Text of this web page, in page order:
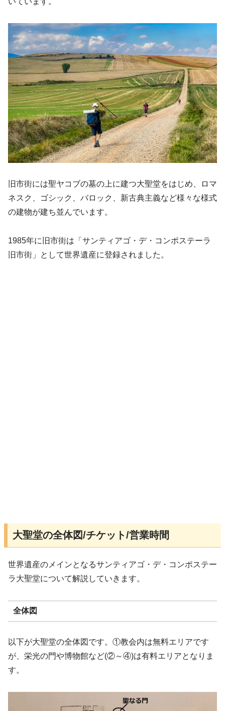
旧市街には聖ヤコブの墓の上に建つ大聖堂をはじめ、ロマ
ネスク、ゴシック、バロック、新古典主義など様々な様式
の建物が建ち並んでいます。
1985年に旧市街は「サンティアゴ・デ・コンポステーラ
旧市街」として世界遺産に登録されました。
大聖堂の全体図/チケット/営業時間
世界遺産のメインとなるサンティアゴ・デ・コンポステー
ラ大聖堂について解説していきます。
全体図
以下が大聖堂の全体図です。①教会内は無料エリアです
が、栄光の門や博物館など(②～④)は有料エリアとなりま
す。